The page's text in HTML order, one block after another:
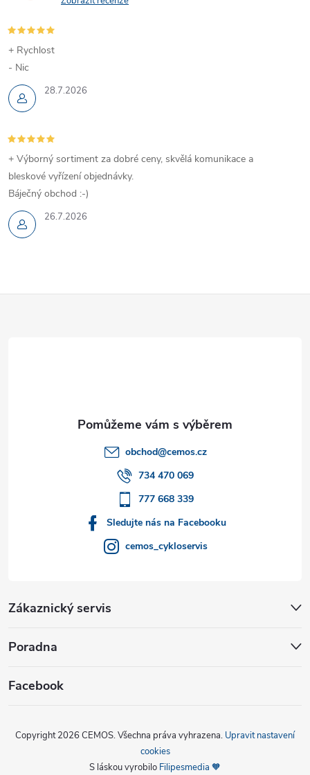
28.7.2026
+ Rychlost
- Nic
26.7.2026
+ Výborný sortiment za dobré ceny, skvělá komunikace a
bleskové vyřízení objednávky.
Báječný obchod :-)
obchod@cemos.cz
734 470 069
777 668 339
Sledujte nás na Facebooku
cemos_cykloservis
Zákaznický servis
Poradna
Facebook
Copyright 2026 CEMOS. Všechna práva vyhrazena. Upravit nastavení
cookies
S láskou vyrobilo Filipesmedia 🧡